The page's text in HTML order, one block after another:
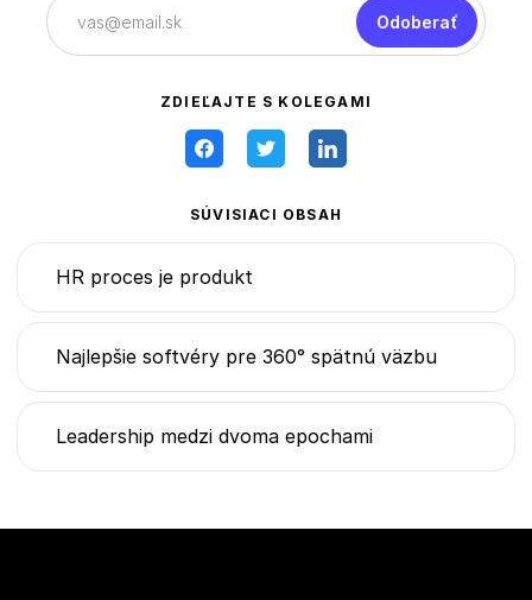
Odoberať
ZDIEĽAJTE S KOLEGAMI
SÚVISIACI OBSAH
HR proces je produkt
Najlepšie softvéry pre 360° spätnú väzbu
Leadership medzi dvoma epochami